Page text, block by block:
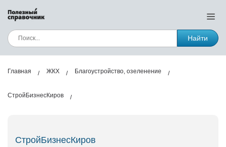
Найти
Главная ЖКХ Благоустройство, озеленение
СтройБизнесКиров
СтройБизнесКиров